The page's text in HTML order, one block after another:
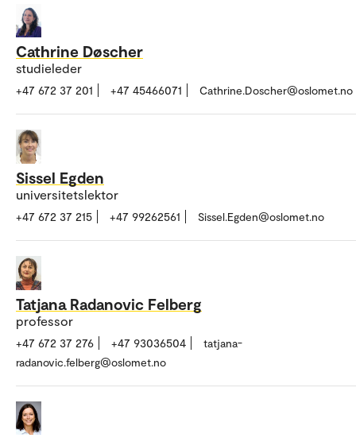
Cathrine Døscher
studieleder
+47 672 37 201 +47 45466071 Cathrine.Doscher@oslomet.no
Sissel Egden
universitetslektor
+47 672 37 215 +47 99262561 Sissel.Egden@oslomet.no
Tatjana Radanovic Felberg
professor
+47 672 37 276 +47 93036504
tatjana-
radanovic.felberg@oslomet.no